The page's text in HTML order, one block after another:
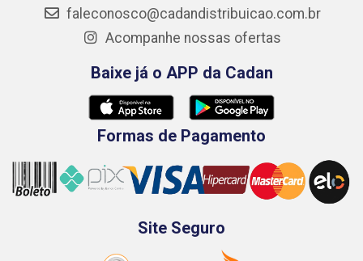
faleconosco@cadandistribuicao.com.br
Acompanhe nossas ofertas
Baixe já o APP da Cadan
Formas de Pagamento
Site Seguro